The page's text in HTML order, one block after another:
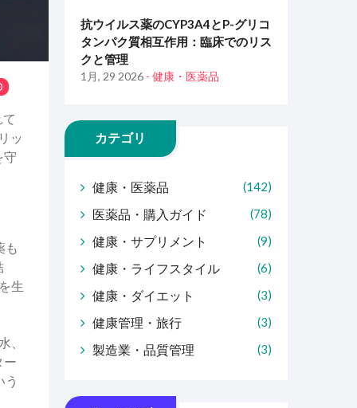
ッ
守
も
生
、
ー
抗ウイルス薬のCYP3A4とP-グリコ
タンパク質相互作用：臨床でのリス
クと管理
1月, 29 2026 - 健康・医薬品
カテゴリ
健康・医薬品 (142)
医薬品・購入ガイド (78)
健康・サプリメント (9)
健康・ライフスタイル (6)
健康・ダイエット (3)
健康管理・旅行 (3)
製造業・品質管理 (3)